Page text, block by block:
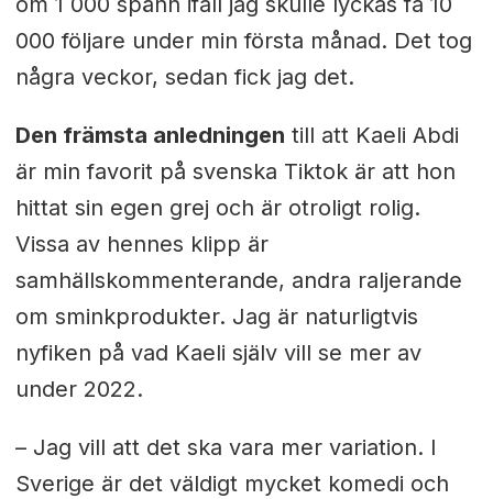
000 följare under min första månad. Det tog
några veckor, sedan fick jag det.
Den främsta anledningen till att Kaeli Abdi
är min favorit på svenska Tiktok är att hon
hittat sin egen grej och är otroligt rolig.
Vissa av hennes klipp är
samhällskommenterande, andra raljerande
om sminkprodukter. Jag är naturligtvis
nyfiken på vad Kaeli själv vill se mer av
under 2022.
– Jag vill att det ska vara mer variation. I
Sverige är det väldigt mycket komedi och